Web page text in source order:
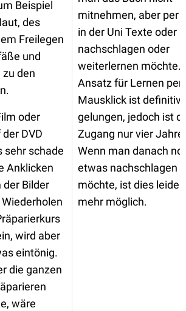
Beispiel
des
Freilegen
und
den
oder
DVD
sehr schade
Anklicken
der Bilder
wird aber
eintönig.
die ganzen
wäre
mitnehmen, aber per
in der Uni Texte oder
nachschlagen oder
weiterlernen möchte.
Ansatz für Lernen per
Mausklick ist definitiv
gelungen, jedoch ist
Zugang nur vier
Wenn man danach
etwas nachschlagen
möchte, ist dies leider
mehr möglich.